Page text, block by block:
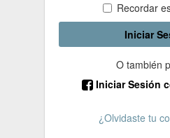
Recordar
Iniciar
O también
Iniciar Sesión
¿Olvidaste tu